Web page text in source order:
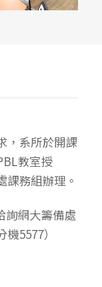
，系所於開課
教室授
課務組辦理。
詢網大籌備處
5577）